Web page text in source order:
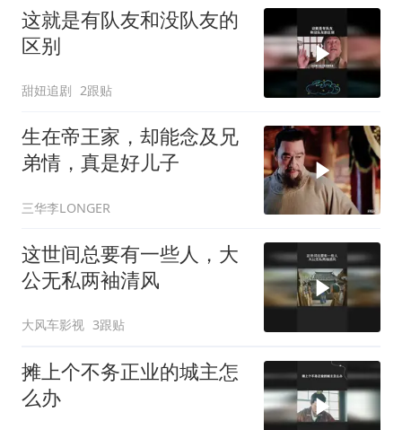
这就是有队友和没队友的
区别
甜妞追剧 2跟贴
生在帝王家，却能念及兄
弟情，真是好儿子
三华李LONGER
这世间总要有一些人，大
公无私两袖清风
大风车影视 3跟贴
摊上个不务正业的城主怎
么办